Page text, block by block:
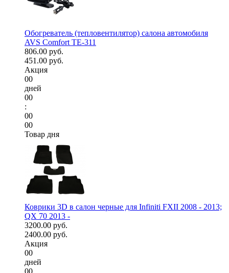
Обогреватель (тепловентилятор) салона автомобиля
AVS Comfort TE-311
806.00 руб.
451.00 руб.
Акция
00
дней
00
:
00
00
Товар дня
Коврики 3D в салон черные для Infiniti FXII 2008 - 2013;
QX 70 2013 -
3200.00 руб.
2400.00 руб.
Акция
00
дней